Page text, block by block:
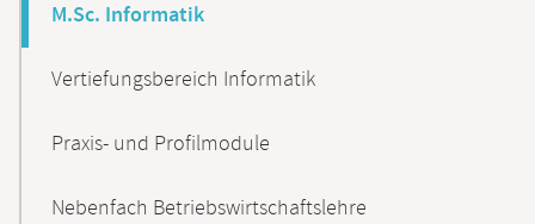
M.Sc. Informatik
Vertiefungsbereich Informatik
Praxis- und Profilmodule
Nebenfach Betriebswirtschaftslehre